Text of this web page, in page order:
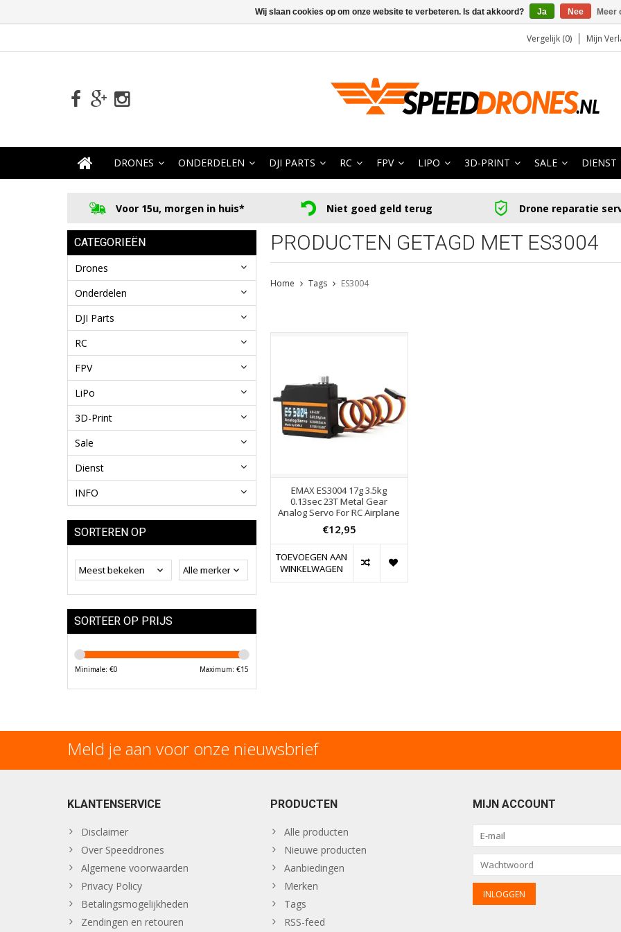
Vergelijk (0) Mijn
DRONES ONDERDELEN DJI PARTS RC FPV LIPO 3D-PRINT SALE DIENST
Voor 15u, morgen in huis* Niet goed geld terug Drone reparatie
CATEGORIEËN
Drones
Onderdelen
DJI Parts
RC
FPV
LiPo
3D-Print
Sale
Dienst
INFO
SORTEREN OP
SORTEER OP PRIJS
Minimale: €0 Maximum: €15
PRODUCTEN GETAGD MET ES3004
Home Tags ES3004
EMAX ES3004 17g 3.5kg
0.13sec 23T Metal Gear
Analog Servo For RC Airplane
€12,95
TOEVOEGEN AAN
WINKELWAGEN
Meld je aan voor onze nieuwsbrief
KLANTENSERVICE
Disclaimer
Over Speeddrones
Algemene voorwaarden
Privacy Policy
Betalingsmogelijkheden
Zendingen en retouren
PRODUCTEN
Alle producten
Nieuwe producten
Aanbiedingen
Merken
Tags
RSS-feed
MIJN ACCOUNT
Wij slaan cookies op om onze website te verbeteren. Is dat akkoord? Ja Nee Meer